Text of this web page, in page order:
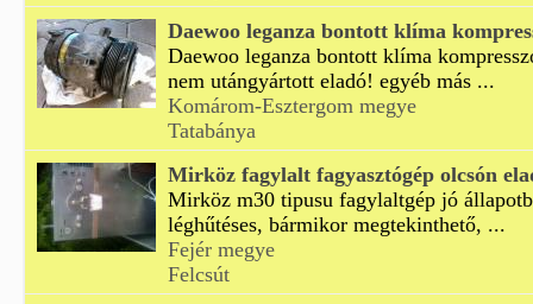
Daewoo leganza bontott klíma
Daewoo leganza bontott klíma
nem utángyártott eladó! egyéb más ...
Komárom-Esztergom megye
Tatabánya
Mirköz fagylalt fagyasztógép olcsón
Mirköz m30 tipusu fagylaltgép jó
léghűtéses, bármikor megtekinthető, ...
Fejér megye
Felcsút